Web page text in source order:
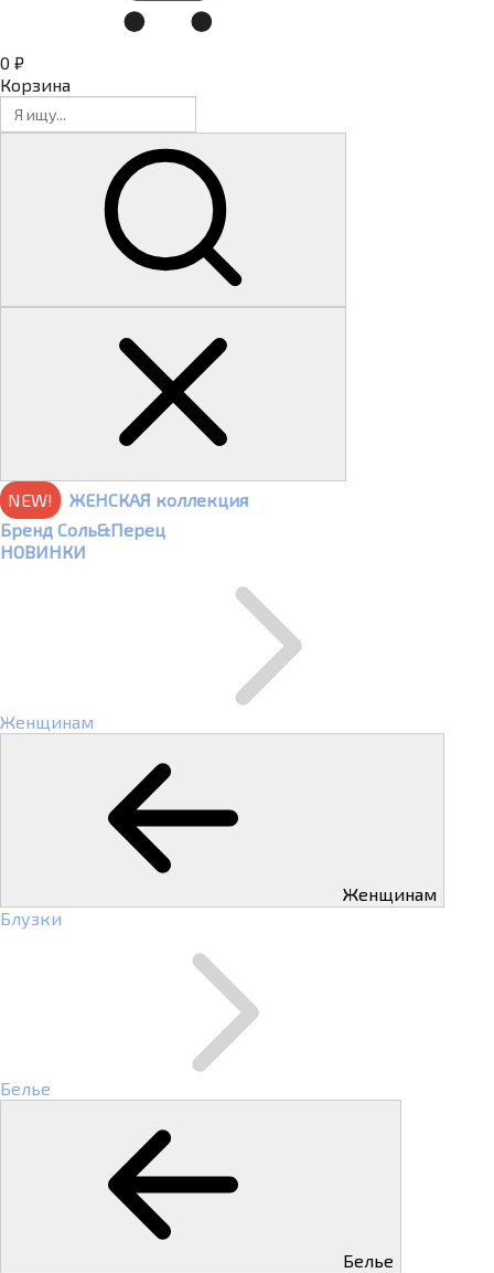
0 ₽
Корзина
NEW!
ЖЕНСКАЯ коллекция
Бренд Соль&Перец
НОВИНКИ
Женщинам
Женщинам
Блузки
Белье
Белье